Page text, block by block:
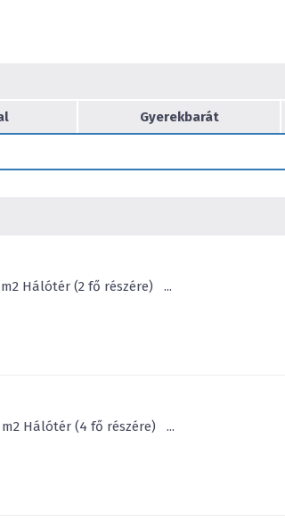
partik, és koktél partik lebonyolítására.
szerint szervezünk főzőtanfolyamot,
lehetőségekkel, sajátos látványelemekkel
A főétkezések kis létszámú rendezvény
kiválasztva, nagyobb létszám esetén
Gyerekbarát
Hálótér (2 fő részére) ...
Hálótér (4 fő részére) ...